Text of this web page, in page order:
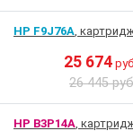
HP F9J76A,
25 674
26 445
HP B3P14A,